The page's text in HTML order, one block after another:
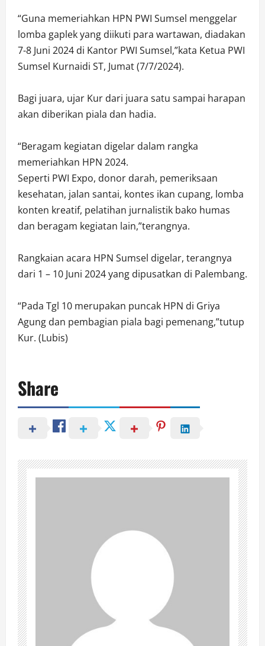
“Guna memeriahkan HPN PWI Sumsel menggelar
lomba gaplek yang diikuti para wartawan, diadakan
7-8 Juni 2024 di Kantor PWI Sumsel,”kata Ketua PWI
Sumsel Kurnaidi ST, Jumat (7/7/2024).
Bagi juara, ujar Kur dari juara satu sampai harapan
akan diberikan piala dan hadia.
“Beragam kegiatan digelar dalam rangka
memeriahkan HPN 2024.
Seperti PWI Expo, donor darah, pemeriksaan
kesehatan, jalan santai, kontes ikan cupang, lomba
konten kreatif, pelatihan jurnalistik bako humas
dan beragam kegiatan lain,”terangnya.
Rangkaian acara HPN Sumsel digelar, terangnya
dari 1 – 10 Juni 2024 yang dipusatkan di Palembang.
“Pada Tgl 10 merupakan puncak HPN di Griya
Agung dan pembagian piala bagi pemenang,”tutup
Kur. (Lubis)
Share